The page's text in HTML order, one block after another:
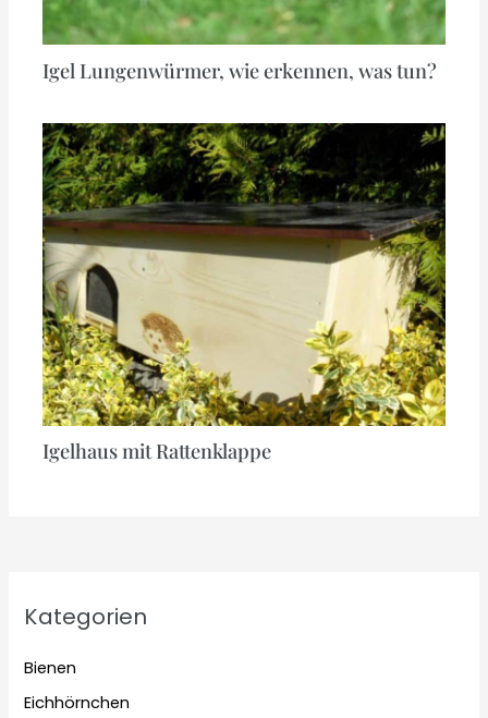
Igel Lungenwürmer, wie erkennen, was tun?
Igelhaus mit Rattenklappe
Kategorien
Bienen
Eichhörnchen